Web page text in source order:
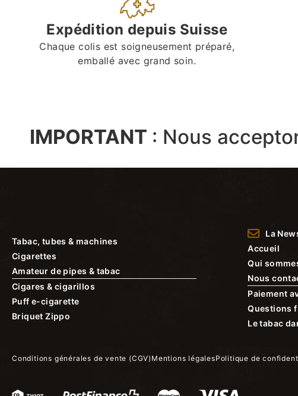
Expédition depuis Suisse
Chaque colis est soigneusement préparé,
emballé avec grand soin.
IMPORTANT : Nous
Tabac, tubes & machines
Cigarettes
Amateur de pipes & tabac
Cigares & cigarillos
Puff e-cigarette
Briquet Zippo
La
Accueil
Qui
Nous
Paiement
Questions
Le tabac
Conditions générales de vente (CGV) Mentions légalesPolitique de